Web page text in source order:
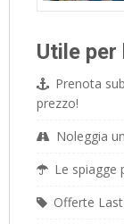
Utile per
Prenota
prezzo!
Noleggia
Le spiagge
Offerte